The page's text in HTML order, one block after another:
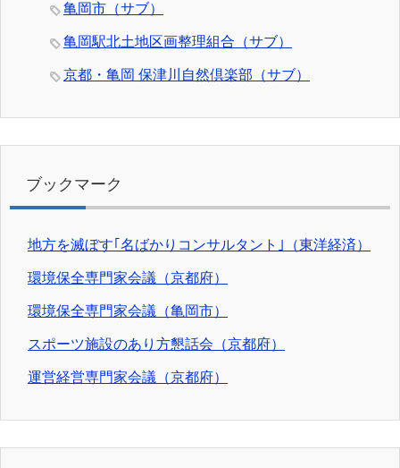
亀岡市（サブ）
亀岡駅北土地区画整理組合（サブ）
京都・亀岡 保津川自然倶楽部（サブ）
ブックマーク
地方を滅ぼす｢名ばかりコンサルタント｣（東洋経済）
環境保全専門家会議（京都府）
環境保全専門家会議（亀岡市）
スポーツ施設のあり方懇話会（京都府）
運営経営専門家会議（京都府）